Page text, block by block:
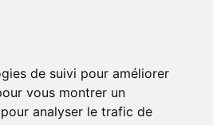
de suivi pour améliorer
vous montrer un
analyser le trafic de